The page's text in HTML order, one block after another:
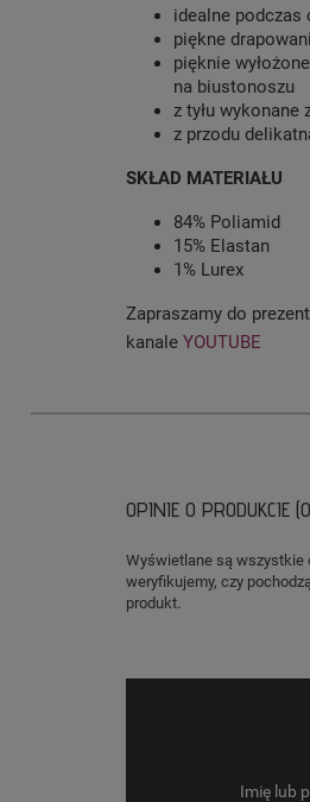
idealne podczas
piękne
pięknie
na biustonoszu
z tyłu wykonane
z przodu
SKŁAD MATERIAŁU
84% Poliamid
15% Elastan
1% Lurex
Zapraszamy do
kanale YOUTUBE
OPINIE O PRODUKCIE
Wyświetlane są wszystkie
weryfikujemy, czy
produkt.
Imię lub